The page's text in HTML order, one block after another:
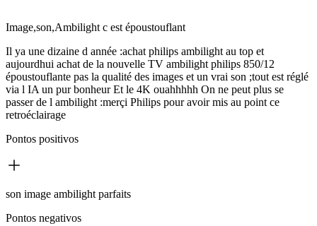
Image,son,Ambilight c est époustouflant
Il ya une dizaine d année :achat philips ambilight au top et
aujourdhui achat de la nouvelle TV ambilight philips 850/12
époustouflante pas la qualité des images et un vrai son ;tout est réglé
via l IA un pur bonheur Et le 4K ouahhhhh On ne peut plus se
passer de l ambilight :merçi Philips pour avoir mis au point ce
retroéclairage
Pontos positivos
son image ambilight parfaits
Pontos negativos